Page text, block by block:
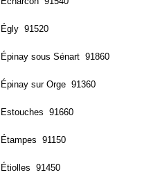
Égly 91520
Épinay sous Sénart 91860
Épinay sur Orge 91360
Estouches 91660
Étampes 91150
Étiolles 91450